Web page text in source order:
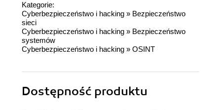
Kategorie:
Cyberbezpieczeństwo i hacking » Bezpieczeństwo
sieci
Cyberbezpieczeństwo i hacking » Bezpieczeństwo
systemów
Cyberbezpieczeństwo i hacking » OSINT
Dostępność produktu